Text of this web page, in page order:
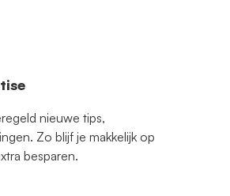
nieuwe tips,
Zo blijf je makkelijk op
besparen.